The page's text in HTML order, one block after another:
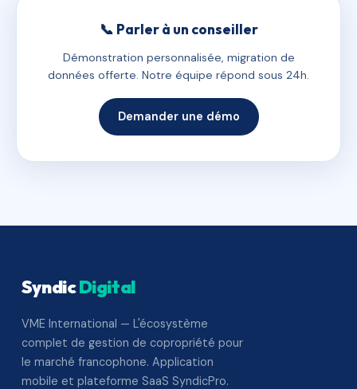
📞 Parler à un conseiller
Démonstration personnalisée, migration de
données offerte. Notre équipe répond sous 24h.
Demander une démo
SyndicDigital
VME International — L'écosystème
complet de gestion de copropriété pour
le marché francophone. Application
mobile et plateforme SaaS SyndicPro.